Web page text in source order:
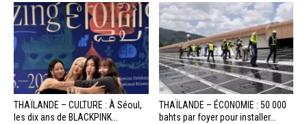
THAÏLANDE – CULTURE : À Séoul,
les dix ans de BLACKPINK...
THAÏLANDE – ÉCONOMIE : 50 000
bahts par foyer pour installer...